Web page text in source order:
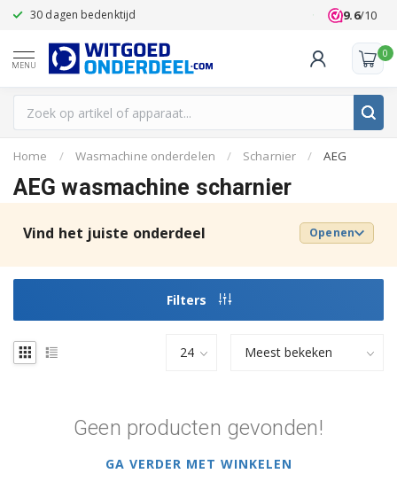
30 dagen bedenktijd Klanten
9.6/10
MENU
0
Home / Wasmachine onderdelen / Scharnier / AEG
AEG wasmachine scharnier
Vind het juiste onderdeel Openen
Filters
Geen producten gevonden!
GA VERDER MET WINKELEN